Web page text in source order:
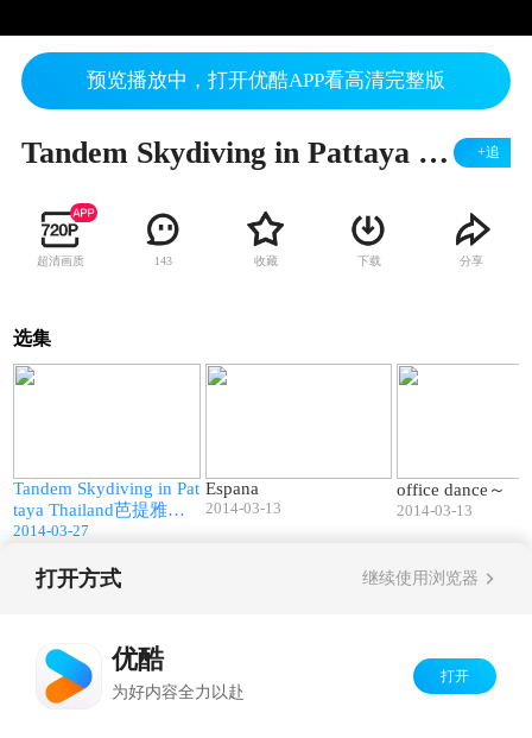
预览播放中，打开优酷APP看高清完整版
Tandem Skydiving in Pattaya Thailand芭提雅跳伞 +追
超清画质 143 收藏 下载 分享
选集
Tandem Skydiving in Pat
taya Thailand芭提雅跳
伞
2014-03-27
Espana
2014-03-13
office dance～
2014-03-13
打开方式 继续使用浏览器
优酷
为好内容全力以赴
打开